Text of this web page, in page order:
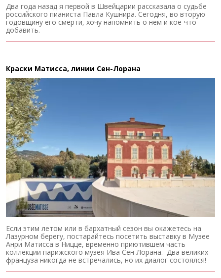
Два года назад я первой в Швейцарии рассказала о судьбе
российского пианиста Павла Кушнира. Сегодня, во вторую
годовщину его смерти, хочу напомнить о нем и кое-что
добавить.
Краски Матисса, линии Сен-Лорана
Если этим летом или в бархатный сезон вы окажетесь на
Лазурном берегу, постарайтесь посетить выставку в Музее
Анри Матисса в Ницце, временно приютившем часть
коллекции парижского музея Ива Сен-Лорана. Два великих
француза никогда не встречались, но их диалог состоялся!